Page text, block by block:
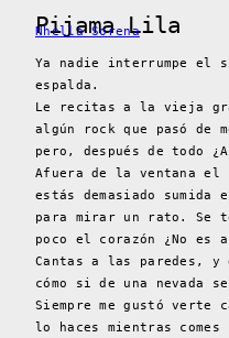
Pijama Lila
Nhella Sorena
Ya nadie interrumpe
espalda.
Le recitas a la vieja
algún rock que pasó de
pero, después de todo
Afuera de la ventana el
estás demasiado sumida
para mirar un rato. Se
poco el corazón ¿No es
Cantas a las paredes,
cómo si de una nevada
Siempre me gustó verte
lo haces mientras